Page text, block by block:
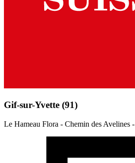
Gif-sur-Yvette (91)
Le Hameau Flora - Chemin des Avelines -